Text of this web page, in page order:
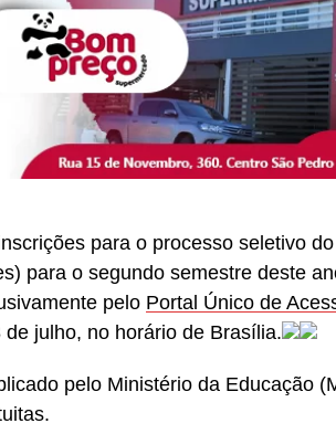
para o processo seletivo do
para o segundo semestre deste
pelo Portal Único de
julho, no horário de Brasília.
pelo Ministério da Educação